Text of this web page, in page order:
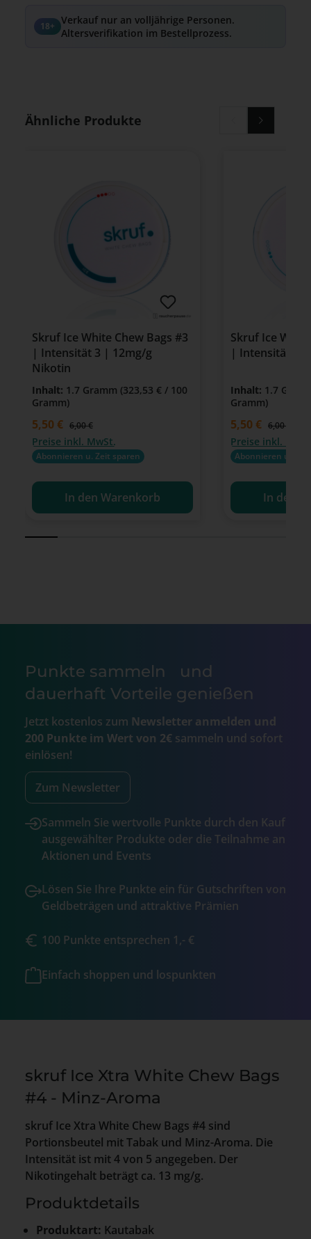
18+ Verkauf nur an volljährige Personen.
Altersverifikation im Bestellprozess.
Produktgalerie überspringen
Ähnliche Produkte
Skruf Ice White Chew Bags #3
| Intensität 3 | 12mg/g
Nikotin
Inhalt: 1.7 Gramm (323,53 € / 100
Gramm)
Verkaufspreis:
5,50 € Regulärer Preis:
6,00 €
Preise inkl. MwSt.
Abonnieren u. Zeit sparen
In den Warenkorb
Skruf Ice
| Intensität 2
Inhalt: 1.7
Gramm)
Verkaufspreis:
5,50 € Regulärer
6,00 €
Preise inkl.
Abonnieren u.
In den
Punkte sammeln und
dauerhaft Vorteile genießen
Jetzt kostenlos zum Newsletter anmelden und
200 Punkte im Wert von 2€ sammeln und sofort
einlösen!
Zum Newsletter
Sammeln Sie wertvolle Punkte durch den Kauf
ausgewählter Produkte oder die Teilnahme an
Aktionen und Events
Lösen Sie Ihre Punkte ein für Gutschriften von
Geldbeträgen und attraktive Prämien
100 Punkte entsprechen 1,- €
Einfach shoppen und lospunkten
skruf Ice Xtra White Chew Bags
#4 - Minz-Aroma
skruf Ice Xtra White Chew Bags #4 sind
Portionsbeutel mit Tabak und Minz-Aroma. Die
Intensität ist mit 4 von 5 angegeben. Der
Nikotingehalt beträgt ca. 13 mg/g.
Produktdetails
Produktart: Kautabak